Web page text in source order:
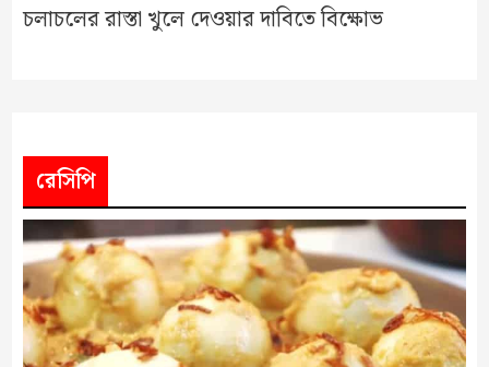
চলাচলের রাস্তা খুলে দেওয়ার দাবিতে বিক্ষোভ
রেসিপি